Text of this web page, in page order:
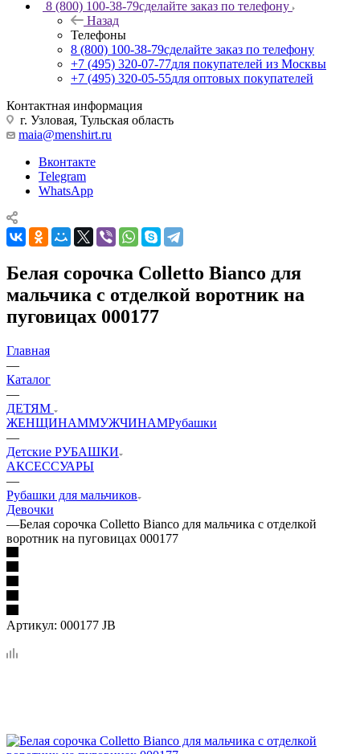
8 (800) 100-38-79сделайте заказ по телефону
Назад
Телефоны
8 (800) 100-38-79сделайте заказ по телефону
+7 (495) 320-07-77для покупателей из Москвы
+7 (495) 320-05-55для оптовых покупателей
Контактная информация
г. Узловая, Тульская область
maia@menshirt.ru
Вконтакте
Telegram
WhatsApp
Белая сорочка Colletto Bianco для
мальчика с отделкой воротник на
пуговицах 000177
Главная
—
Каталог
—
ДЕТЯМ
ЖЕНЩИНАММУЖЧИНАМРубашки
—
Детские РУБАШКИ
АКСЕССУАРЫ
—
Рубашки для мальчиков
Девочки
—Белая сорочка Colletto Bianco для мальчика с отделкой
воротник на пуговицах 000177
Артикул: 000177 JB